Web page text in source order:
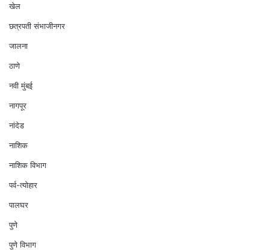
खेल
छत्रपती संभाजीनगर
जालना
ठाणे
नवी मुंबई
नागपूर
नांदेड
नाशिक
नाशिक विभाग
पर्व-त्योहार
पालघर
पुणे
पुणे विभाग